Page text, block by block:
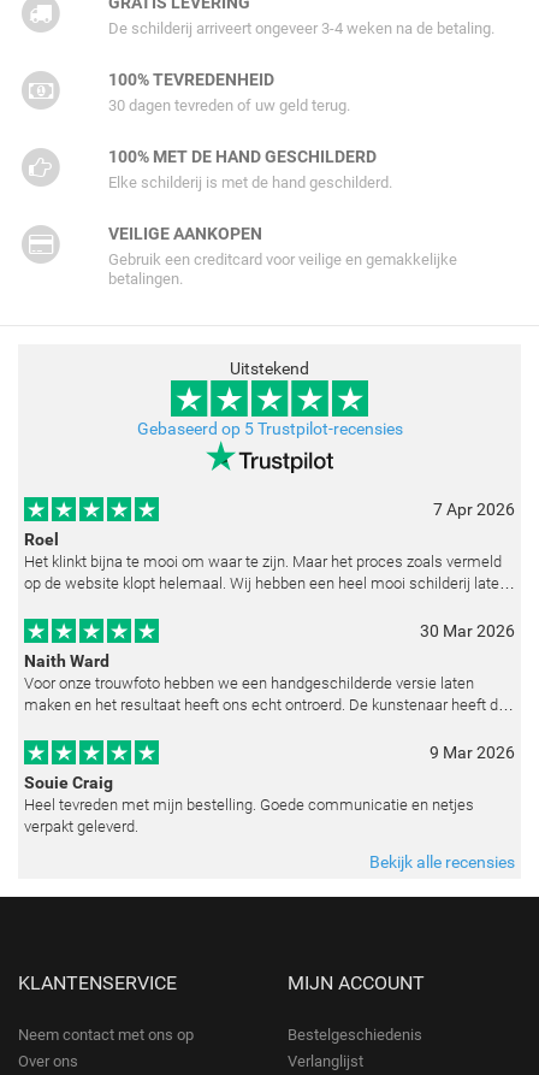
De schilderij arriveert ongeveer 3-4 weken na de betaling.
100% TEVREDENHEID
30 dagen tevreden of uw geld terug.
100% MET DE HAND GESCHILDERD
Elke schilderij is met de hand geschilderd.
VEILIGE AANKOPEN
Gebruik een creditcard voor veilige en gemakkelijke
betalingen.
Uitstekend
Gebaseerd op 5 Trustpilot-recensies
7 Apr 2026
Roel
Het klinkt bijna te mooi om waar te zijn. Maar het proces zoals vermeld
op de website klopt helemaal. Wij hebben een heel mooi schilderij laten
30 Mar 2026
Naith Ward
Voor onze trouwfoto hebben we een handgeschilderde versie laten
maken en het resultaat heeft ons echt ontroerd. De kunstenaar heeft de
9 Mar 2026
Souie Craig
Heel tevreden met mijn bestelling. Goede communicatie en netjes
verpakt geleverd.
Bekijk alle recensies
KLANTENSERVICE
Neem contact met ons op
Over ons
MIJN ACCOUNT
Bestelgeschiedenis
Verlanglijst